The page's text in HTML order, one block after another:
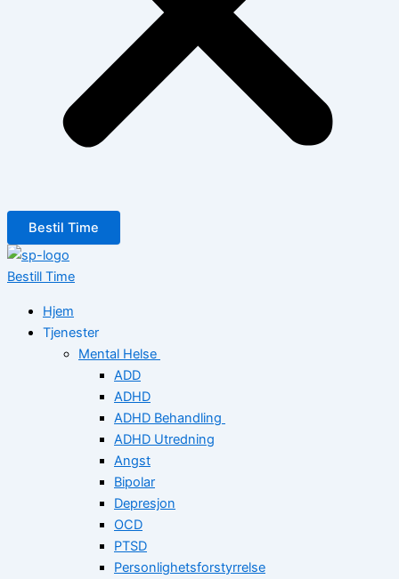
Bestil Time
Bestill Time
Hjem
Tjenester
Mental Helse
ADD
ADHD
ADHD Behandling
ADHD Utredning
Angst
Bipolar
Depresjon
OCD
PTSD
Personlighetsforstyrrelse